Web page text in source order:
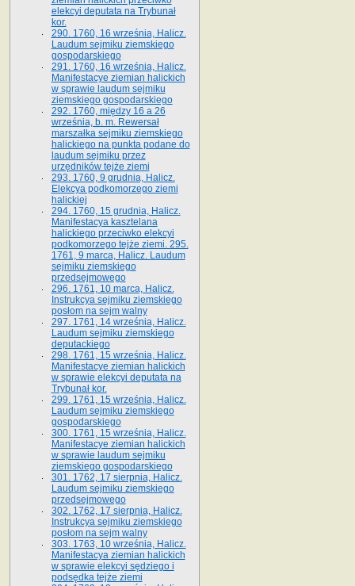
elekcyi deputata na Trybunał
kor.
290. 1760, 16 września, Halicz.
Laudum sejmiku ziemskiego
gospodarskiego
291. 1760, 16 września, Halicz.
Manifestacye ziemian halickich
w sprawie laudum sejmiku
ziemskiego gospodarskiego
292. 1760, między 16 a 26
września, b. m. Rewersał
marszałka sejmiku ziemskiego
halickiego na punkta podane do
laudum sejmiku przez
urzędników tejże ziemi
293. 1760, 9 grudnia, Halicz.
Elekcya podkomorzego ziemi
halickiej
294. 1760, 15 grudnia, Halicz.
Manifestacya kasztelana
halickiego przeciwko elekcyi
podkomorzego tejże ziemi. 295.
1761, 9 marca, Halicz. Laudum
sejmiku ziemskiego
przedsejmowego
296. 1761, 10 marca, Halicz.
Instrukcya sejmiku ziemskiego
posłom na sejm walny
297. 1761, 14 września, Halicz.
Laudum sejmiku ziemskiego
deputackiego
298. 1761, 15 września, Halicz.
Manifestacye ziemian halickich
w sprawie elekcyi deputata na
Trybunał kor.
299. 1761, 15 września, Halicz.
Laudum sejmiku ziemskiego
gospodarskiego
300. 1761, 15 września, Halicz.
Manifestacye ziemian halickich
w sprawie laudum sejmiku
ziemskiego gospodarskiego
301. 1762, 17 sierpnia, Halicz.
Laudum sejmiku ziemskiego
przedsejmowego
302. 1762, 17 sierpnia, Halicz.
Instrukcya sejmiku ziemskiego
posłom na sejm walny
303. 1763, 10 września, Halicz.
Manifestacya ziemian halickich
w sprawie elekcyi sędziego i
podsędka tejże ziemi